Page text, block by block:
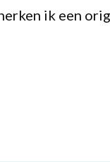
ik een